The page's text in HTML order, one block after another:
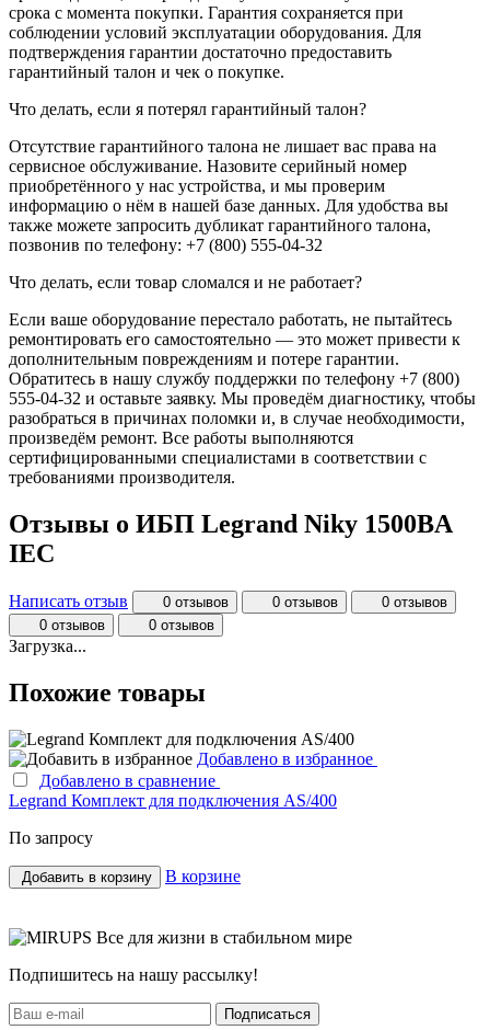
срока с момента покупки. Гарантия сохраняется при
соблюдении условий эксплуатации оборудования. Для
подтверждения гарантии достаточно предоставить
гарантийный талон и чек о покупке.
Что делать, если я потерял гарантийный талон?
Отсутствие гарантийного талона не лишает вас права на
сервисное обслуживание. Назовите серийный номер
приобретённого у нас устройства, и мы проверим
информацию о нём в нашей базе данных. Для удобства вы
также можете запросить дубликат гарантийного талона,
позвонив по телефону: +7 (800) 555-04-32
Что делать, если товар сломался и не работает?
Если ваше оборудование перестало работать, не пытайтесь
ремонтировать его самостоятельно — это может привести к
дополнительным повреждениям и потере гарантии.
Обратитесь в нашу службу поддержки по телефону +7 (800)
555-04-32 и оставьте заявку. Мы проведём диагностику, чтобы
разобраться в причинах поломки и, в случае необходимости,
произведём ремонт. Все работы выполняются
сертифицированными специалистами в соответствии с
требованиями производителя.
Отзывы о ИБП Legrand Niky 1500BA
IEC
Написать отзыв 0 отзывов 0 отзывов
0 отзывов
0 отзывов
0 отзывов
Загрузка...
Похожие товары
Добавлено в избранное
Добавлено в сравнение
Legrand Комплект для подключения AS/400
По запросу
Добавить в корзину В корзине
Все для жизни в стабильном мире
Подпишитесь на нашу рассылку!
Подписаться